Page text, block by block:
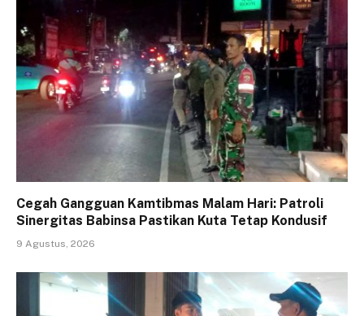
Cegah Gangguan Kamtibmas Malam Hari: Patroli
Sinergitas Babinsa Pastikan Kuta Tetap Kondusif
9 Agustus, 2026